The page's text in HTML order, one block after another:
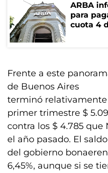
ARBA
para
cuota 4
Frente a este
de Buenos Aires
terminó
primer trimestre $
contra los $ 4.785
el año pasado. El
del gobierno
6,45%, aunque si se